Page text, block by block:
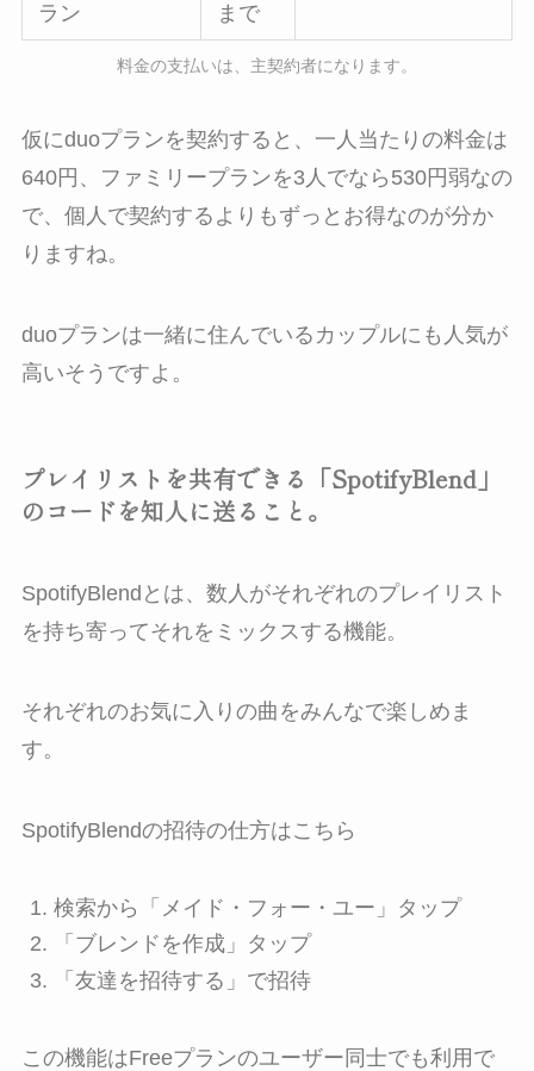
ラン
まで
料金の支払いは、主契約者になります。
仮にduoプランを契約すると、一人当たりの料金は
640円、ファミリープランを3人でなら530円弱なの
で、個人で契約するよりもずっとお得なのが分か
りますね。
duoプランは一緒に住んでいるカップルにも人気が
高いそうですよ。
プレイリストを共有できる「SpotifyBlend」
のコードを知人に送ること。
SpotifyBlendとは、数人がそれぞれのプレイリスト
を持ち寄ってそれをミックスする機能。
それぞれのお気に入りの曲をみんなで楽しめま
す。
SpotifyBlendの招待の仕方はこちら
検索から「メイド・フォー・ユー」タップ
「ブレンドを作成」タップ
「友達を招待する」で招待
この機能はFreeプランのユーザー同士でも利用で